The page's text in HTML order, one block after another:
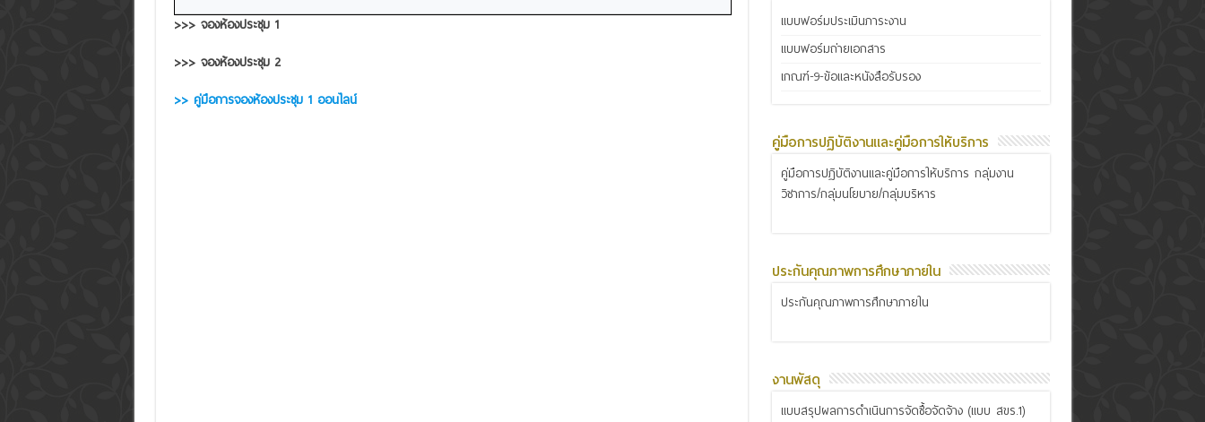
>>> จองห้องประชุม 1
>>> จองห้องประชุม 2
>> คู่มือการจองห้องประชุม 1 ออนไลน์
แบบฟอร์มประเมินภาระงาน
แบบฟอร์มถ่ายเอกสาร
เกณฑ์-9-ข้อและหนังสือรับรอง
คู่มือการปฏิบัติงานและคู่มือการให้บริการ
คู่มือการปฏิบัติงานและคู่มือการให้บริการ กลุ่มงาน
วิชาการ/กลุ่มนโยบาย/กลุ่มบริหาร
ประกันคุณภาพการศึกษาภายใน
ประกันคุณภาพการศึกษาภายใน
งานพัสดุ
แบบสรุปผลการดำเนินการจัดซื้อจัดจ้าง (แบบ สขร.1)